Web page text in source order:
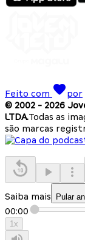
Feito com
por
© 2002 - 2026
LTDA.Todas as
são marcas
Saiba mais Pular
00:00
1x